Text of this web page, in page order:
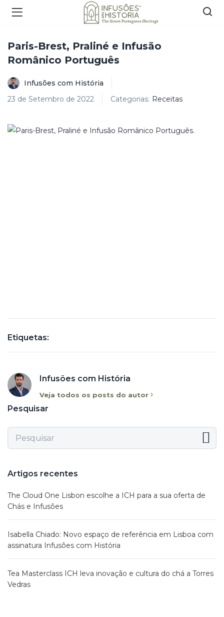
Paris-Brest, Praliné e Infusão
Românico Português
Infusões com História
23 de Setembro de 2022
Categorias: Receitas
Etiquetas:
Infusões com História
Veja todos os posts do autor
Pesquisar
Artigos recentes
The Cloud One Lisbon escolhe a ICH para a sua oferta de
Chás e Infusões
Isabella Chiado: Novo espaço de referência em Lisboa com
assinatura Infusões com História
Tea Masterclass ICH leva inovação e cultura do chá a Torres
Vedras